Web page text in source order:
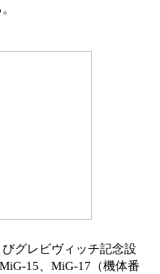
グレビヴィッチ記念設
15、MiG-17（機体番